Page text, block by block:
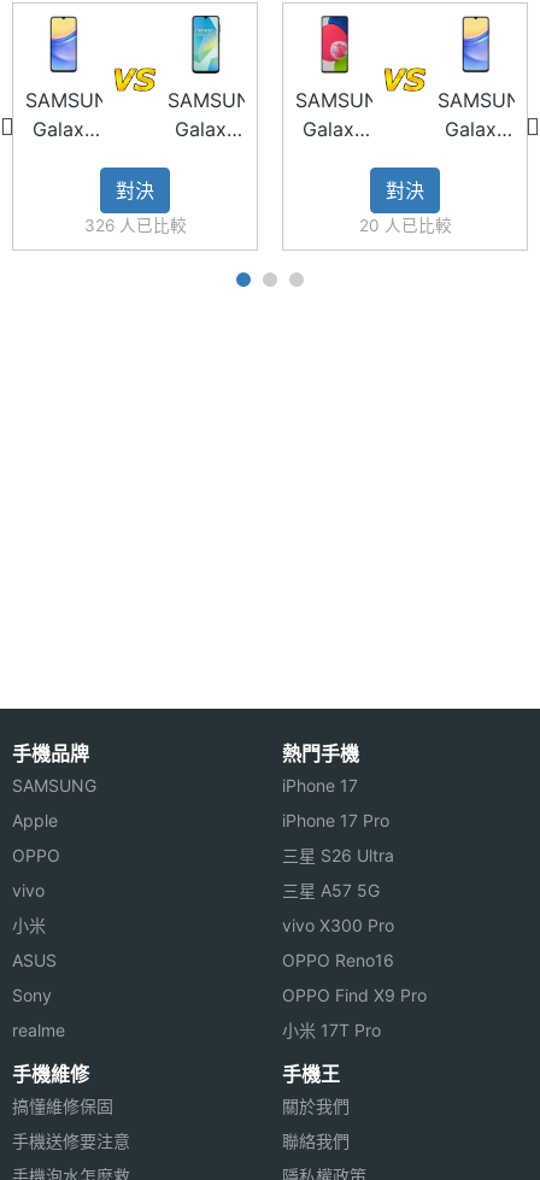
◎ 4GB RAM / 128GB ROM
◎ Wi-Fi 5、藍牙 5.3、NFC
◎ 前置 1,300 萬畫素鏡頭
◎ 後置 5,000 萬畫素主鏡頭 + 500 萬畫素超廣角鏡
頭 + 200 萬畫素景深鏡頭
◎ 側邊指紋辨識器、臉部辨識
◎ 配備 5,000mAh 電池
◎ 採用 USB Type-C 規格，支援 25W 快速充電
主螢幕
解析度
2340x1080 pixels
主螢幕
像素密
396 ppi
最大亮
800 nits
主相機
畫素
主相機
感光元
件
主相機
LED補
光燈
SAMSUNG
Galaxy
(4GB/128GB)
SAMSUNG
Galaxy
對決
326 人已比較
SAMSUNG
Galaxy
128GB
SAMSUNG
Galaxy
對決
20 人已比較
手機品牌
SAMSUNG
Apple
OPPO
vivo
小米
ASUS
Sony
realme
熱門手機
iPhone 17
iPhone 17 Pro
三星 S26 Ultra
三星 A57 5G
vivo X300 Pro
OPPO Reno16
OPPO Find X9 Pro
小米 17T Pro
手機維修
搞懂維修保固
手機送修要注意
手機王
關於我們
聯絡我們